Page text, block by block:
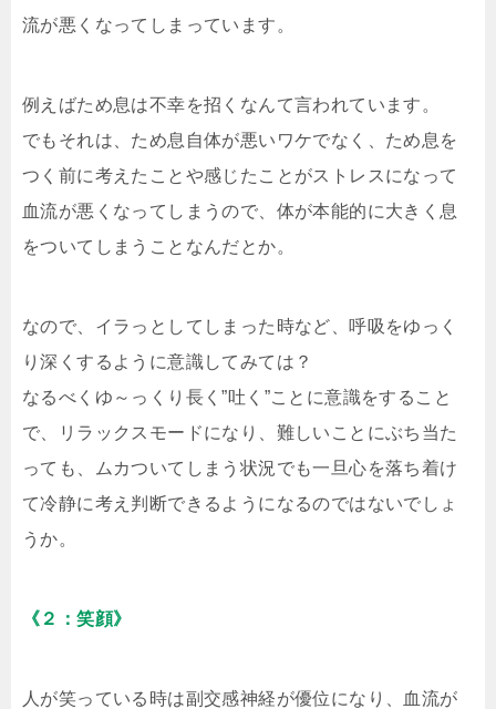
流が悪くなってしまっています。
例えばため息は不幸を招くなんて言われています。
でもそれは、ため息自体が悪いワケでなく、ため息を
つく前に考えたことや感じたことがストレスになって
血流が悪くなってしまうので、体が本能的に大きく息
をついてしまうことなんだとか。
なので、イラっとしてしまった時など、呼吸をゆっく
り深くするように意識してみては？
なるべくゆ～っくり長く”吐く”ことに意識をすること
で、リラックスモードになり、難しいことにぶち当た
っても、ムカついてしまう状況でも一旦心を落ち着け
て冷静に考え判断できるようになるのではないでしょ
うか。
《２：笑顔》
人が笑っている時は副交感神経が優位になり、血流が